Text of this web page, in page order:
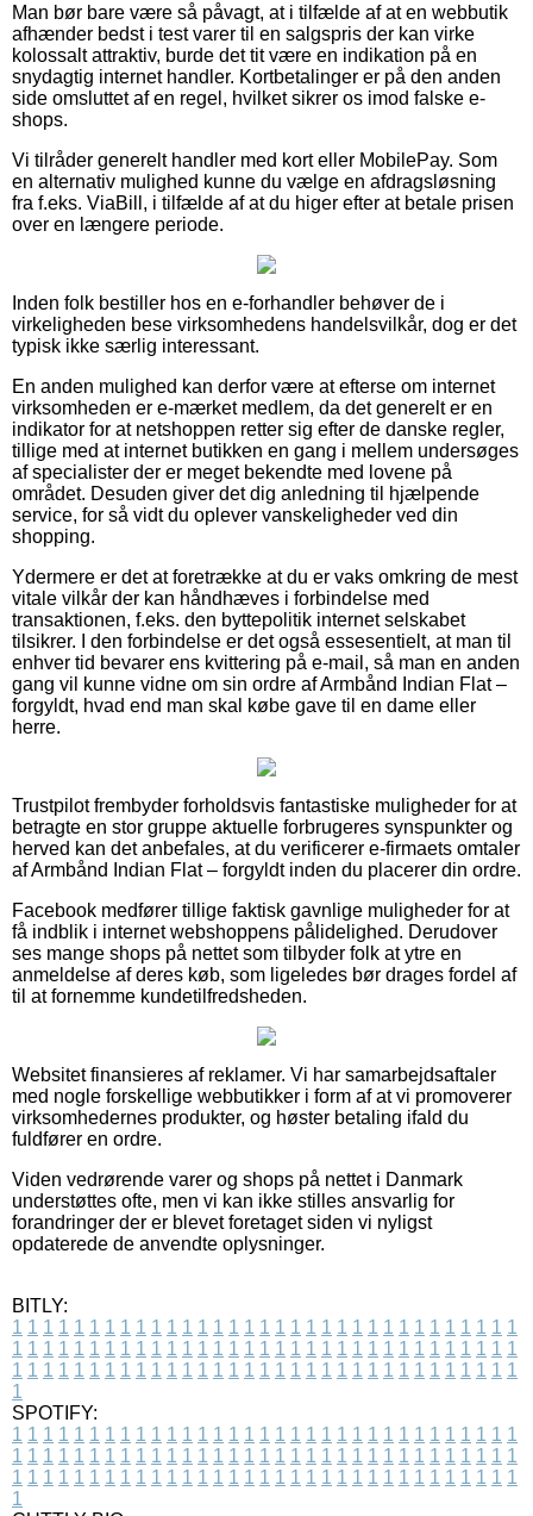
Man bør bare være så påvagt, at i tilfælde af at en webbutik
afhænder bedst i test varer til en salgspris der kan virke
kolossalt attraktiv, burde det tit være en indikation på en
snydagtig internet handler. Kortbetalinger er på den anden
side omsluttet af en regel, hvilket sikrer os imod falske e-
shops.
Vi tilråder generelt handler med kort eller MobilePay. Som
en alternativ mulighed kunne du vælge en afdragsløsning
fra f.eks. ViaBill, i tilfælde af at du higer efter at betale prisen
over en længere periode.
Inden folk bestiller hos en e-forhandler behøver de i
virkeligheden bese virksomhedens handelsvilkår, dog er det
typisk ikke særlig interessant.
En anden mulighed kan derfor være at efterse om internet
virksomheden er e-mærket medlem, da det generelt er en
indikator for at netshoppen retter sig efter de danske regler,
tillige med at internet butikken en gang i mellem undersøges
af specialister der er meget bekendte med lovene på
området. Desuden giver det dig anledning til hjælpende
service, for så vidt du oplever vanskeligheder ved din
shopping.
Ydermere er det at foretrække at du er vaks omkring de mest
vitale vilkår der kan håndhæves i forbindelse med
transaktionen, f.eks. den byttepolitik internet selskabet
tilsikrer. I den forbindelse er det også essesentielt, at man til
enhver tid bevarer ens kvittering på e-mail, så man en anden
gang vil kunne vidne om sin ordre af Armbånd Indian Flat –
forgyldt, hvad end man skal købe gave til en dame eller
herre.
Trustpilot frembyder forholdsvis fantastiske muligheder for at
betragte en stor gruppe aktuelle forbrugeres synspunkter og
herved kan det anbefales, at du verificerer e-firmaets omtaler
af Armbånd Indian Flat – forgyldt inden du placerer din ordre.
Facebook medfører tillige faktisk gavnlige muligheder for at
få indblik i internet webshoppens pålidelighed. Derudover
ses mange shops på nettet som tilbyder folk at ytre en
anmeldelse af deres køb, som ligeledes bør drages fordel af
til at fornemme kundetilfredsheden.
Websitet finansieres af reklamer. Vi har samarbejdsaftaler
med nogle forskellige webbutikker i form af at vi promoverer
virksomhedernes produkter, og høster betaling ifald du
fuldfører en ordre.
Viden vedrørende varer og shops på nettet i Danmark
understøttes ofte, men vi kan ikke stilles ansvarlig for
forandringer der er blevet foretaget siden vi nyligst
opdaterede de anvendte oplysninger.
BITLY:
1 1 1 1 1 1 1 1 1 1 1 1 1 1 1 1 1 1 1 1 1 1 1 1 1 1 1 1 1 1 1 1 1
1 1 1 1 1 1 1 1 1 1 1 1 1 1 1 1 1 1 1 1 1 1 1 1 1 1 1 1 1 1 1 1 1
1 1 1 1 1 1 1 1 1 1 1 1 1 1 1 1 1 1 1 1 1 1 1 1 1 1 1 1 1 1 1 1 1
1
SPOTIFY:
1 1 1 1 1 1 1 1 1 1 1 1 1 1 1 1 1 1 1 1 1 1 1 1 1 1 1 1 1 1 1 1 1
1 1 1 1 1 1 1 1 1 1 1 1 1 1 1 1 1 1 1 1 1 1 1 1 1 1 1 1 1 1 1 1 1
1 1 1 1 1 1 1 1 1 1 1 1 1 1 1 1 1 1 1 1 1 1 1 1 1 1 1 1 1 1 1 1 1
1